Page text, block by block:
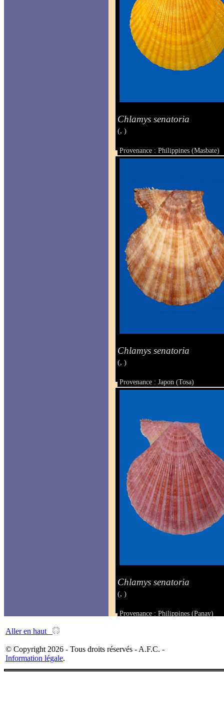
Chlamys senatoria
(, )
Provenance : Philippines (Masbate)
Taille : 63.5 x 70.3 mm
Chlamys senatoria
(, )
Provenance : Japon (Tosa)
Taille : 50 x 42.5 mm
Chlamys senatoria
(, )
Provenance : Philippines (Panay)
Aller en haut
© Copyright 2026 - Tous droits réservés - A.F.C. -
Information légale.